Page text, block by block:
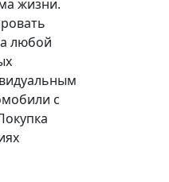
жизни.
любой
с